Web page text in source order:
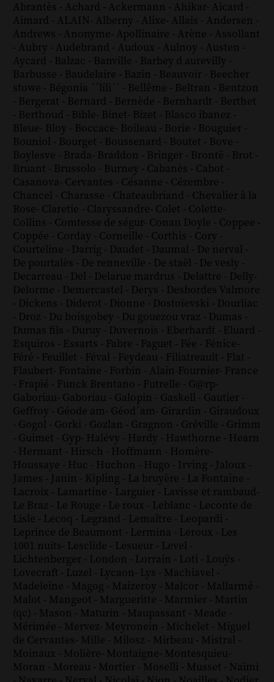
Abrantès - Achard - Ackermann - Ahikar- Aicard -
Aimard - ALAIN- Alberny - Alixe- Allais - Andersen -
Andrews - Anonyme- Apollinaire - Arène - Assollant
- Aubry - Audebrand - Audoux - Aulnoy - Austen -
Aycard - Balzac - Banville - Barbey d aurevilly -
Barbusse - Baudelaire - Bazin - Beauvoir - Beecher
stowe - Bégonia ´´lili´´ - Bellême - Beltran - Bentzon
- Bergerat - Bernard - Bernède - Bernhardt - Berthet
- Berthoud - Bible- Binet- Bizet - Blasco ibanez -
Bleue- Bloy - Boccace- Boileau - Borie - Bouguier -
Bouniol - Bourget - Boussenard - Boutet - Bove -
Boylesve - Brada- Braddon - Bringer - Brontë - Brot -
Bruant - Brussolo - Burney - Cabanès - Cabot -
Casanova- Cervantes - Césanne - Cézembre -
Chancel - Charasse - Chateaubriand - Chevalier à la
Rose- Claretie - Claryssandre- Colet - Colette-
Collins - Comtesse de ségur- Conan Doyle - Coppee -
Coppée - Corday - Corneille - Corthis - Cory -
Courteline - Darrig - Daudet - Daumal - De nerval -
De pourtalès - De renneville - De staël - De vesly -
Decarreau - Del - Delarue mardrus - Delattre - Delly-
Delorme - Demercastel - Derys - Desbordes Valmore
- Dickens - Diderot - Dionne - Dostoïevski - Dourliac
- Droz - Du boisgobey - Du gouezou vraz - Dumas -
Dumas fils - Duruy - Duvernois - Eberhardt - Eluard -
Esquiros - Essarts - Fabre - Faguet - Fée - Fénice-
Féré - Feuillet - Féval - Feydeau - Filiatreault - Flat -
Flaubert- Fontaine - Forbin - Alain-Fournier- France
- Frapié - Funck Brentano - Futrelle - G@rp-
Gaboriau- Gaboriau - Galopin - Gaskell - Gautier -
Geffroy - Géode am- Géod´am- Girardin - Giraudoux
- Gogol - Gorki - Gozlan - Gragnon - Gréville - Grimm
- Guimet - Gyp- Halévy - Hardy - Hawthorne - Hearn
- Hermant - Hirsch - Hoffmann - Homère-
Houssaye - Huc - Huchon - Hugo - Irving - Jaloux -
James - Janin - Kipling - La bruyère - La Fontaine -
Lacroix - Lamartine - Larguier - Lavisse et rambaud-
Le Braz - Le Rouge - Le roux - Leblanc - Leconte de
Lisle - Lecoq - Legrand - Lemaître - Leopardi -
Leprince de Beaumont - Lermina - Leroux - Les
1001 nuits- Lesclide - Lesueur - Level -
Lichtenberger - London - Lorrain - Loti - Louÿs -
Lovecraft - Luzel - Lycaon- Lys - Machiavel -
Madeleine - Magog - Maizeroy - Malcor - Mallarmé -
Malot - Mangeot - Margueritte - Marmier - Martin
(qc) - Mason - Maturin - Maupassant - Meade -
Mérimée - Mervez- Meyronein - Michelet - Miguel
de Cervantes- Mille - Milosz - Mirbeau - Mistral -
Moinaux - Molière- Montaigne- Montesquieu-
Moran - Moreau - Mortier - Moselli - Musset - Naïmi